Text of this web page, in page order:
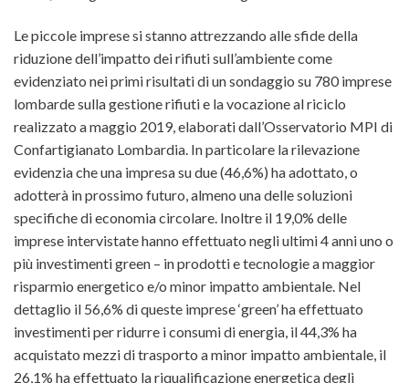
Le piccole imprese si stanno attrezzando alle sfide della
riduzione dell’impatto dei rifiuti sull’ambiente come
evidenziato nei primi risultati di un sondaggio su 780 imprese
lombarde sulla gestione rifiuti e la vocazione al riciclo
realizzato a maggio 2019, elaborati dall’Osservatorio MPI di
Confartigianato Lombardia. In particolare la rilevazione
evidenzia che una impresa su due (46,6%) ha adottato, o
adotterà in prossimo futuro, almeno una delle soluzioni
specifiche di economia circolare. Inoltre il 19,0% delle
imprese intervistate hanno effettuato negli ultimi 4 anni uno o
più investimenti green – in prodotti e tecnologie a maggior
risparmio energetico e/o minor impatto ambientale. Nel
dettaglio il 56,6% di queste imprese ‘green’ ha effettuato
investimenti per ridurre i consumi di energia, il 44,3% ha
acquistato mezzi di trasporto a minor impatto ambientale, il
26,1% ha effettuato la riqualificazione energetica degli